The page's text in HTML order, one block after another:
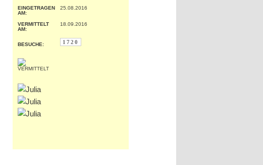
EINGETRAGEN
AM:
25.08.2016
VERMITTELT
AM:
18.09.2016
BESUCHE: 1720